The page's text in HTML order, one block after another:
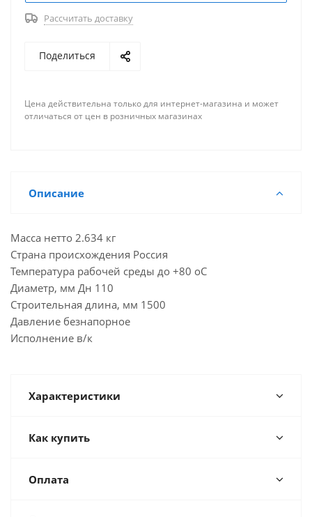
Рассчитать доставку
Поделиться
Цена действительна только для интернет-магазина и может
отличаться от цен в розничных магазинах
Описание
Масса нетто 2.634 кг
Страна происхождения Россия
Температура рабочей среды до +80 oC
Диаметр, мм Дн 110
Строительная длина, мм 1500
Давление безнапорное
Исполнение в/к
Характеристики
Как купить
Оплата